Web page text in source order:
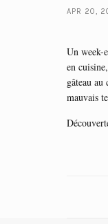
APR 20,
Un week-
en
gâteau au
mauvais